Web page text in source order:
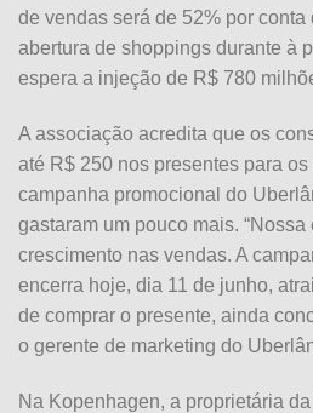
de vendas será de 52% por
abertura de shoppings durante à
espera a injeção de R$ 780
A associação acredita que os
até R$ 250 nos presentes para
campanha promocional do
gastaram um pouco mais. “Nossa
crescimento nas vendas. A
encerra hoje, dia 11 de junho,
de comprar o presente, ainda
o gerente de marketing do
Na Kopenhagen, a proprietária